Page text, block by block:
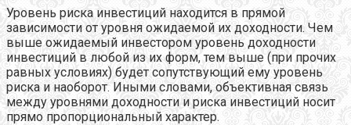
Уровень риска инвестиций находится в прямой
зависимости от уровня ожидаемой их доходности. Чем
выше ожидаемый инвестором уровень доходности
инвестиций в любой из их форм, тем выше (при прочих
равных условиях) будет сопутствующий ему уровень
риска и наоборот. Иными словами, объективная связь
между уровнями доходности и риска инвестиций носит
прямо пропорциональный характер.